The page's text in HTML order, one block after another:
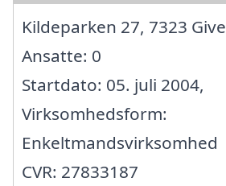
Kildeparken 27, 7323 Give
Ansatte: 0
Startdato: 05. juli 2004,
Virksomhedsform:
Enkeltmandsvirksomhed
CVR: 27833187